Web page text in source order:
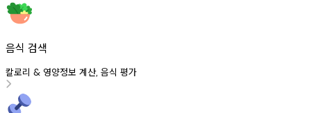
음식 검색
칼로리 & 영양정보 계산, 음식 평가